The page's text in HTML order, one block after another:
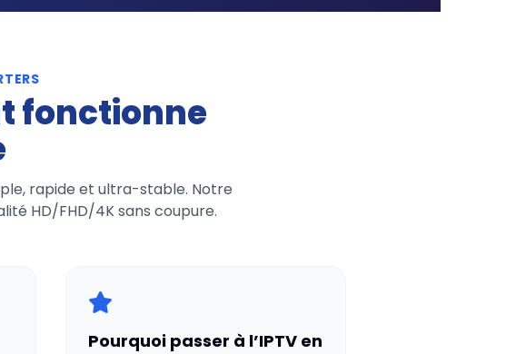
fonctionne
rapide et ultra-stable. Notre
HD/FHD/4K sans coupure.
Pourquoi passer à l’IPTV en